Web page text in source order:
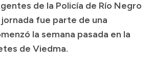
de la Policía de Río Negro
fue parte de una
la semana pasada en la
de Viedma.